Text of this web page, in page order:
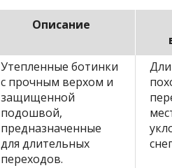
Описание
Утепленные ботинки
с прочным верхом и
защищенной
подошвой,
предназначенные
для длительных
переходов.